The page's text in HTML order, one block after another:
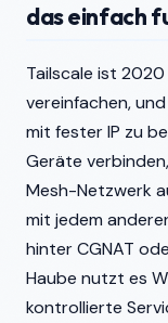
das einfach
Tailscale ist
vereinfachen,
mit fester IP zu
Geräte
Mesh-Netzwerk
mit jedem
hinter CGNAT
Haube nutzt es
kontrollierte